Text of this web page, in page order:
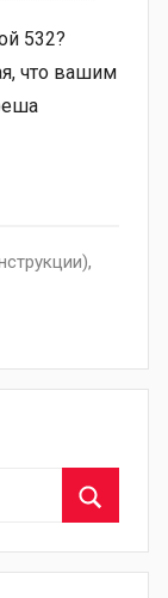
532?
что вашим
,